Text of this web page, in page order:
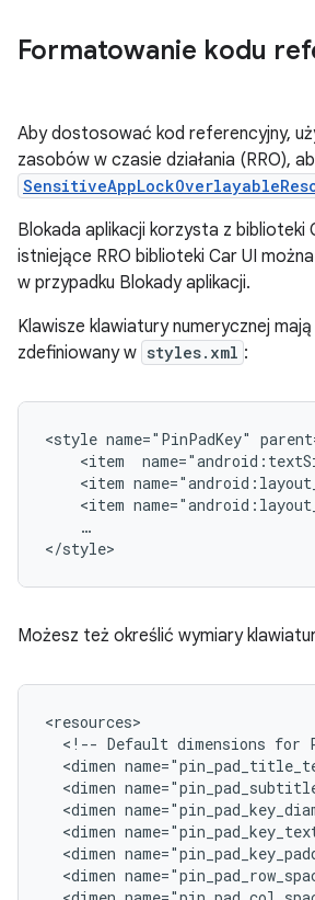
Formatowanie kodu
Aby dostosować kod referencyjny,
zasobów w czasie działania (RRO),
Blokada aplikacji korzysta z biblioteki
istniejące RRO biblioteki Car UI
w przypadku Blokady aplikacji.
Klawisze klawiatury numerycznej
zdefiniowany w styles.xml :
<style name="PinPadKey"
<item
<item
<item
…
Możesz też określić wymiary
<!-- Default dimensions for
<dimen
<dimen
<dimen
<dimen
<dimen
<dimen